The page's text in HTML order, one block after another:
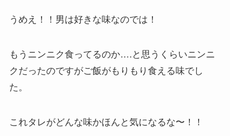
うめえ！！男は好きな味なのでは！
もうニンニク食ってるのか….と思うくらいニンニ
クだったのですがご飯がもりもり食える味でし
た。
これタレがどんな味かほんと気になるな〜！！